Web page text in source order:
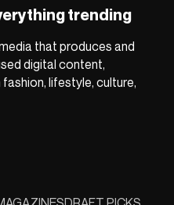
trending
that produces and
digital content,
lifestyle, culture,